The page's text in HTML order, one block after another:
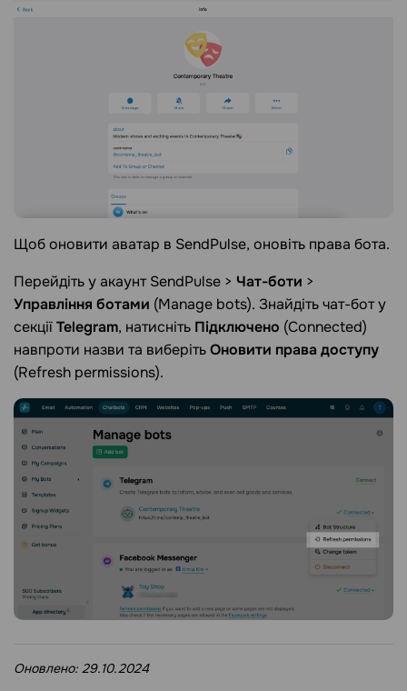
Щоб оновити аватар в SendPulse, оновіть права бота.
Перейдіть у акаунт SendPulse > Чат-боти >
Управління ботами (Manage bots). Знайдіть чат-бот у
секціїTelegram, натисніть Підключено (Connected)
навпроти назви та виберітьОновити права доступу
(Refresh permissions).
Оновлено: 29.10.2024